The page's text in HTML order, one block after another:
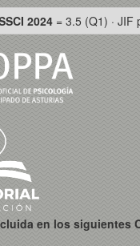
2024 = 3.5 (Q1) ·
en los siguientes